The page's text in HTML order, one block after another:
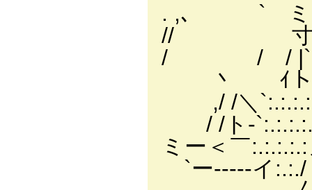
. ,､ ` ミ
// 寸ﾊ ,
/ / / |`:.i,ｲ! /
丶 ｲト
,/ /＼
/ /ト-
ミー＜￣
`ー-----イ